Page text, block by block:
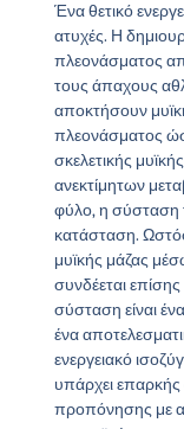
Ένα θετικό
ατυχές. Η
πλεονάσματος
τους άπαχους
αποκτήσουν
πλεονάσματος
σκελετικής
ανεκτίμητων
φύλο, η σύσταση
κατάσταση.
μυϊκής μάζας
συνδέεται
σύσταση είναι
ένα
ενεργειακό
υπάρχει
προπόνησης με